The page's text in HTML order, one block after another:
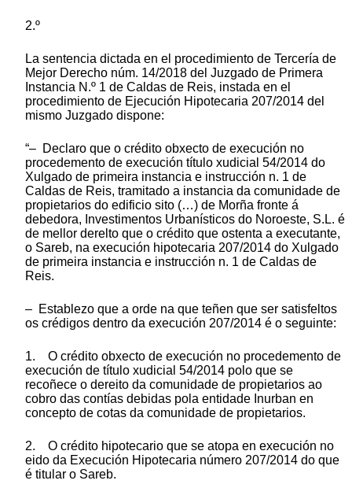
2.º
La sentencia dictada en el procedimiento de Tercería de
Mejor Derecho núm. 14/2018 del Juzgado de Primera
Instancia N.º 1 de Caldas de Reis, instada en el
procedimiento de Ejecución Hipotecaria 207/2014 del
mismo Juzgado dispone:
“– Declaro que o crédito obxecto de execución no
procedemento de execución título xudicial 54/2014 do
Xulgado de primeira instancia e instrucción n. 1 de
Caldas de Reis, tramitado a instancia da comunidade de
propietarios do edificio sito (…) de Morña fronte á
debedora, Investimentos Urbanísticos do Noroeste, S.L. é
de mellor derelto que o crédito que ostenta a executante,
o Sareb, na execución hipotecaria 207/2014 do Xulgado
de primeira instancia e instrucción n. 1 de Caldas de
Reis.
– Establezo que a orde na que teñen que ser satisfeltos
os crédigos dentro da execución 207/2014 é o seguinte:
1. O crédito obxecto de execución no procedemento de
execución de título xudicial 54/2014 polo que se
recoñece o dereito da comunidade de propietarios ao
cobro das contías debidas pola entidade Inurban en
concepto de cotas da comunidade de propietarios.
2. O crédito hipotecario que se atopa en execución no
eido da Execución Hipotecaria número 207/2014 do que
é titular o Sareb.